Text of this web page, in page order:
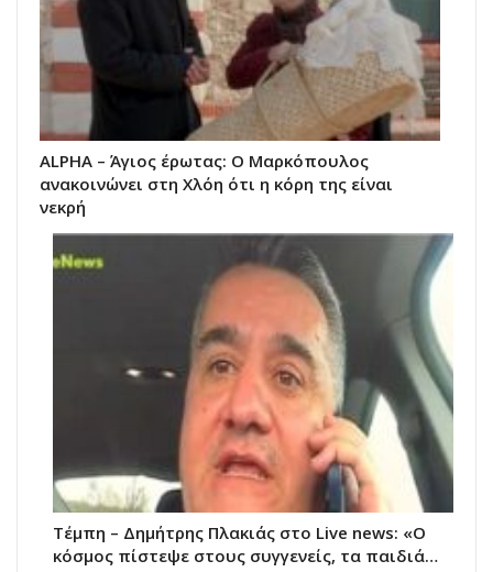
ALPHA – Άγιος έρωτας: Ο Μαρκόπουλος
ανακοινώνει στη Χλόη ότι η κόρη της είναι
νεκρή
Τέμπη – Δημήτρης Πλακιάς στο Live news: «Ο
κόσμος πίστεψε στους συγγενείς, τα παιδιά…